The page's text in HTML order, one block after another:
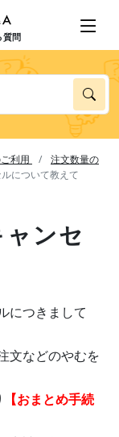
問
利用
注文数量の
について教えて
ンセ
につきまして
文などのやむを
【おまとめ手続